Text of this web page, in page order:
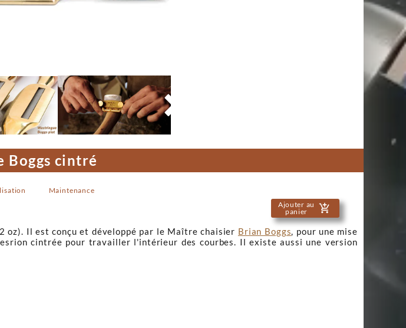
Maintenance

Boggs cintré
oz). Il est conçu et développé par le Maître chaisier Brian Boggs, pour une mise
cintrée pour travailler l'intérieur des courbes. Il existe aussi une version
add_shopping_cart
Ajouter au
panier